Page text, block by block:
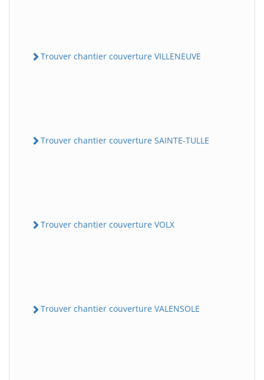
Trouver chantier couverture VILLENEUVE
Trouver chantier couverture SAINTE-TULLE
Trouver chantier couverture VOLX
Trouver chantier couverture VALENSOLE